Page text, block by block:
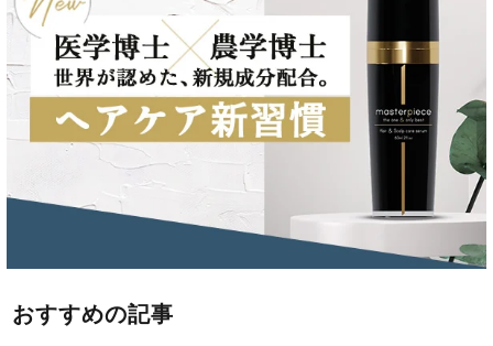
おすすめの記事